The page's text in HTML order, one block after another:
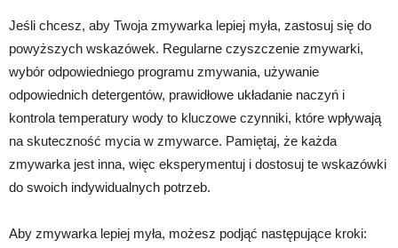
Jeśli chcesz, aby Twoja zmywarka lepiej myła, zastosuj się do
powyższych wskazówek. Regularne czyszczenie zmywarki,
wybór odpowiedniego programu zmywania, używanie
odpowiednich detergentów, prawidłowe układanie naczyń i
kontrola temperatury wody to kluczowe czynniki, które wpływają
na skuteczność mycia w zmywarce. Pamiętaj, że każda
zmywarka jest inna, więc eksperymentuj i dostosuj te wskazówki
do swoich indywidualnych potrzeb.
Aby zmywarka lepiej myła, możesz podjąć następujące kroki: